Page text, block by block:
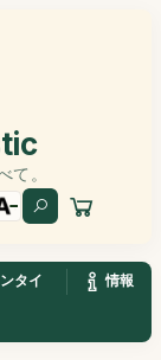
て。
タイ
情報